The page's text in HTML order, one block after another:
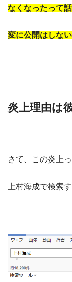
なくなったって
変に公開はしな
炎上理由は
さて、この炎上
上村海成で検索